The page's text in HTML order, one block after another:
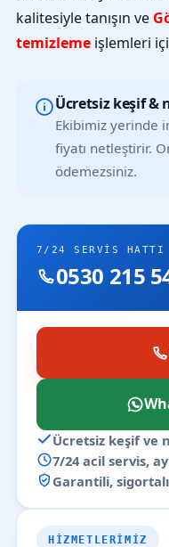
kalitesiyle tanışın ve
temizlemeişlemleri
Ücretsiz keşif &
Ekibimiz yerinde
fiyatı netleştirir.
ödemezsiniz.
7/24 SERVIS HATTI
0530 215
Ücretsiz keşif ve
7/24 acil servis,
Garantili,
HIZMETLERIMIZ